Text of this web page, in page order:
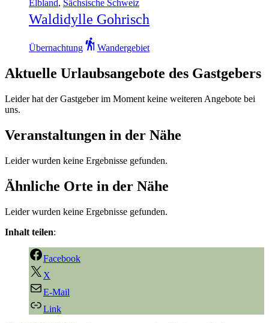
Elbland, Sächsische Schweiz
Waldidylle Gohrisch
Übernachtung Wandergebiet
Aktuelle Urlaubsangebote des Gastgebers
Leider hat der Gastgeber im Moment keine weiteren Angebote bei
uns.
Veranstaltungen in der Nähe
Leider wurden keine Ergebnisse gefunden.
Ähnliche Orte in der Nähe
Leider wurden keine Ergebnisse gefunden.
Inhalt teilen:
Facebook
X
E-Mail
Link